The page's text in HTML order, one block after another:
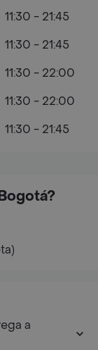
11:30 - 21:45
11:30 - 21:45
11:30 - 22:00
11:30 - 22:00
11:30 - 21:45
a